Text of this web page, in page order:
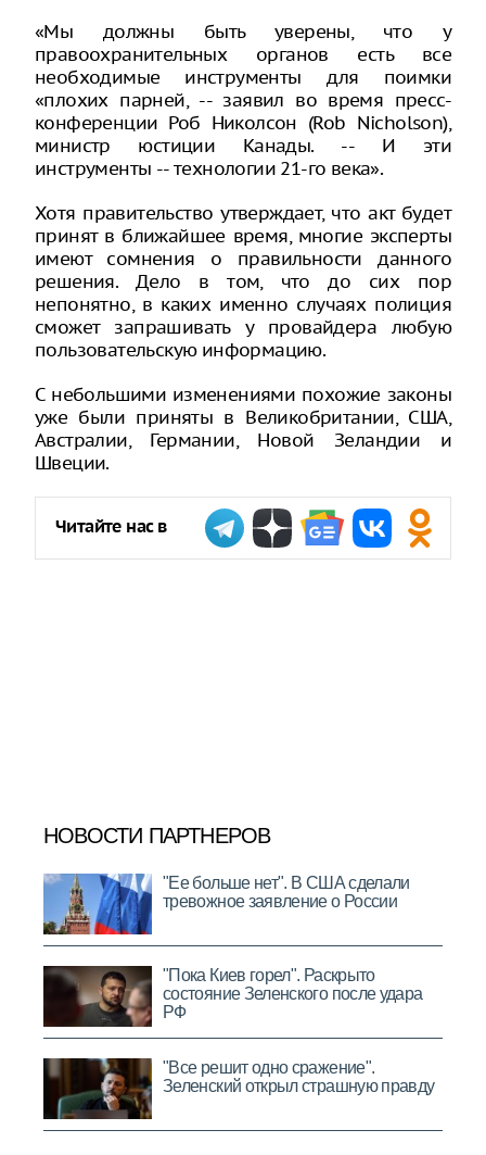
«Мы должны быть уверены, что у
правоохранительных органов есть все
необходимые инструменты для поимки
«плохих парней, -- заявил во время пресс-
конференции Роб Николсон (Rob Nicholson),
министр юстиции Канады. -- И эти
инструменты -- технологии 21-го века».
Хотя правительство утверждает, что акт будет
принят в ближайшее время, многие эксперты
имеют сомнения о правильности данного
решения. Дело в том, что до сих пор
непонятно, в каких именно случаях полиция
сможет запрашивать у провайдера любую
пользовательскую информацию.
С небольшими изменениями похожие законы
уже были приняты в Великобритании, США,
Австралии, Германии, Новой Зеландии и
Швеции.
Читайте нас в